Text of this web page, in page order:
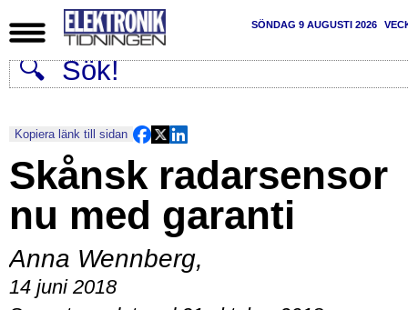
SÖNDAG 9 AUGUSTI 2026
Kopiera länk till sidan
Skånsk radarsensor
nu med garanti
Anna Wennberg,
14 juni 2018